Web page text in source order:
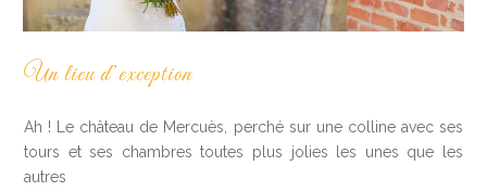
Un lieu d’exception
Ah ! Le château de Mercuès, perché sur une colline avec ses
tours et ses chambres toutes plus jolies les unes que les
autres